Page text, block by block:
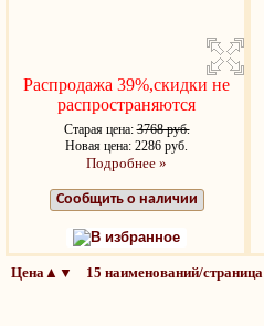
Распродажа 39%,скидки не
распространяются
Старая цена:3768 руб.
Новая цена: 2286 руб.
Подробнее »
Сообщить о наличии
В избранное
Цена▲▼ 15 наименований/страница